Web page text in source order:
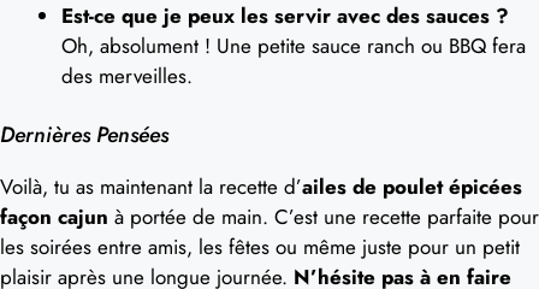
Est-ce que je peux les servir avec des sauces ?
Oh, absolument ! Une petite sauce ranch ou BBQ fera
des merveilles.
Dernières Pensées
Voilà, tu as maintenant la recette d’ailes de poulet épicées
façon cajun à portée de main. C’est une recette parfaite pour
les soirées entre amis, les fêtes ou même juste pour un petit
plaisir après une longue journée. N’hésite pas à en faire